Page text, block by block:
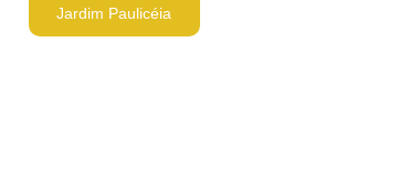
Jardim Paulicéia